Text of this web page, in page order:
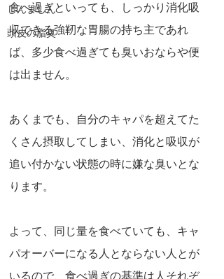
じんましん
頭皮の脂臭
食べ過ぎといっても、しっかり消化吸
収できる強靭な胃腸の持ち主であれ
ば、多少食べ過ぎても臭いおならや便
は出ません。
あくまでも、自分のキャパを超えてた
くさん摂取してしまい、消化と吸収が
追い付かない状態の時に嫌な臭いとな
ります。
よって、同じ量を食べていても、キャ
パオーバーになる人とならない人とが